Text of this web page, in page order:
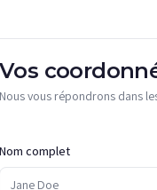
Vos
Nous vous répondrons dans
Nom complet